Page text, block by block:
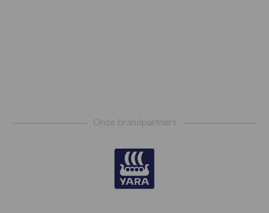
Onze brandpartners